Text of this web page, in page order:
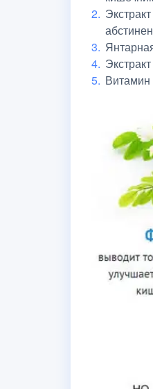
Витамин